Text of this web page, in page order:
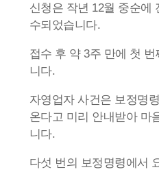
신청은 작년 12월 중순에
수되었습니다.
접수 후 약 3주 만에 첫
니다.
자영업자 사건은 보정명
온다고 미리 안내받아 마
니다.
다섯 번의 보정명령에서